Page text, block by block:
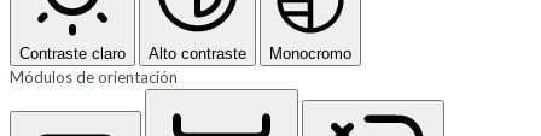
Contraste claro Alto contraste Monocromo
Módulos de orientación